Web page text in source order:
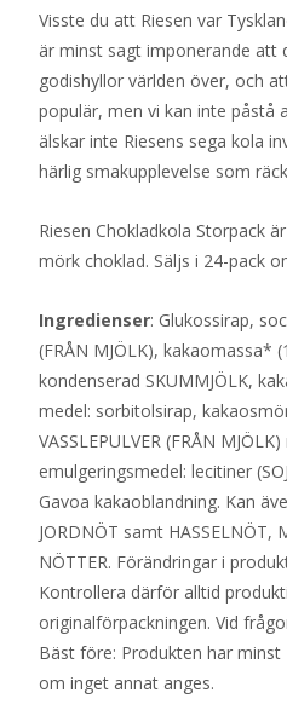
Visste du att Riesen var
är minst sagt imponerande att
godishyllor världen över, och
populär, men vi kan inte påstå
älskar inte Riesens sega kola
härlig smakupplevelse som
Riesen Chokladkola Storpack
mörk choklad. Säljs i 24-pack
Ingredienser: Glukossirap,
(FRÅN MJÖLK), kakaomassa*
kondenserad SKUMMJÖLK,
medel: sorbitolsirap,
VASSLEPULVER (FRÅN
emulgeringsmedel: lecitiner
Gavoa kakaoblandning. Kan
JORDNÖT samt HASSELNÖT,
NÖTTER. Förändringar i
Kontrollera därför alltid
originalförpackningen. Vid
Bäst före: Produkten har
om inget annat anges.